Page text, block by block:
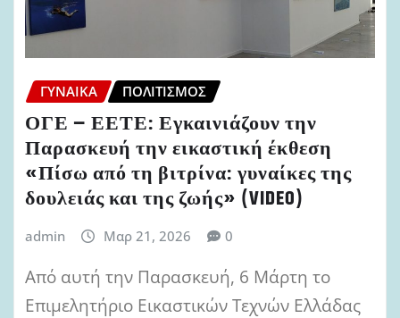
ΓΥΝΑΊΚΑ ΠΟΛΙΤΙΣΜΌΣ
ΟΓΕ – ΕΕΤΕ: Εγκαινιάζουν την
Παρασκευή την εικαστική έκθεση
«Πίσω από τη βιτρίνα: γυναίκες της
δουλειάς και της ζωής» (VIDEO)
admin Μαρ 21, 2026 0
Από αυτή την Παρασκευή, 6 Μάρτη το
Επιμελητήριο Εικαστικών Τεχνών Ελλάδας